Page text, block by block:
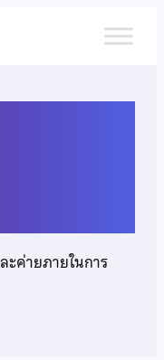
ค่ายภายในการ